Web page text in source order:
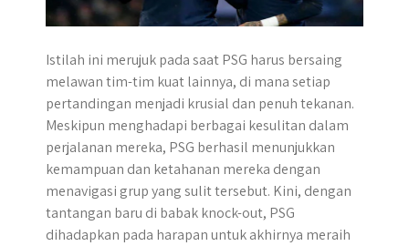
Istilah ini merujuk pada saat PSG harus bersaing
melawan tim-tim kuat lainnya, di mana setiap
pertandingan menjadi krusial dan penuh tekanan.
Meskipun menghadapi berbagai kesulitan dalam
perjalanan mereka, PSG berhasil menunjukkan
kemampuan dan ketahanan mereka dengan
menavigasi grup yang sulit tersebut. Kini, dengan
tantangan baru di babak knock-out, PSG
dihadapkan pada harapan untuk akhirnya meraih